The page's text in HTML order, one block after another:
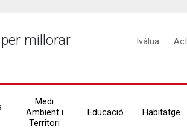
millorar
Main
Ivàlua
Medi
Ambient i
Territori
Educació Habitatge